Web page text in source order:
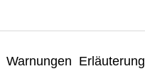
Warnungen